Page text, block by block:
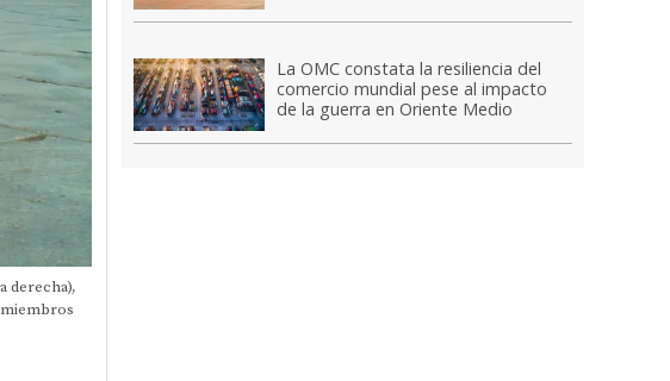
derecha),
miembros
La OMC constata la resiliencia del
comercio mundial pese al impacto
de la guerra en Oriente Medio